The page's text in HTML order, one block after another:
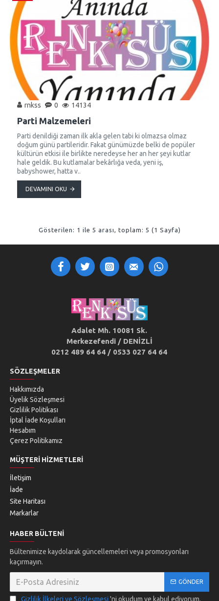
rnkss 0 14134
Parti Malzemeleri
Parti denildiği zaman ilk akla gelen tabi ki olmazsa olmaz
doğum günü partileridir. Fakat günümüzde belki de popüler
kültürün etkisi ile birlikte neredeyse her an her şeyi kutlar
hale geldik. Bu kutlamalar bekârlığa veda, yeni iş,
babyshower, hatta v..
DEVAMINI OKU
Gösterilen: 1 ile 5 arası, toplam: 5 (1 Sayfa)
Adalet Mh. 10081 Sk.
Merkezefendi / DENİZLİ
0212 489 64 64 / 0533 027 64 64
SÖZLEŞMELER
Hakkımızda
Üyelik Sözleşmesi
Gizlilik Politikası
İptal İade Koşulları
Hesabım
Çerez Politikamız
MÜŞTERI HIZMETLERI
İletişim
İade
Site Haritası
Markarlar
HABER BÜLTENI
Bültenimize kaydolarak güncellemeleri veya promosyonları
kaçırmayın.
GÖNDER
Gizlilik İlkeleri ve Sözleşmesi 'ni okudum ve kabul ediyorum.